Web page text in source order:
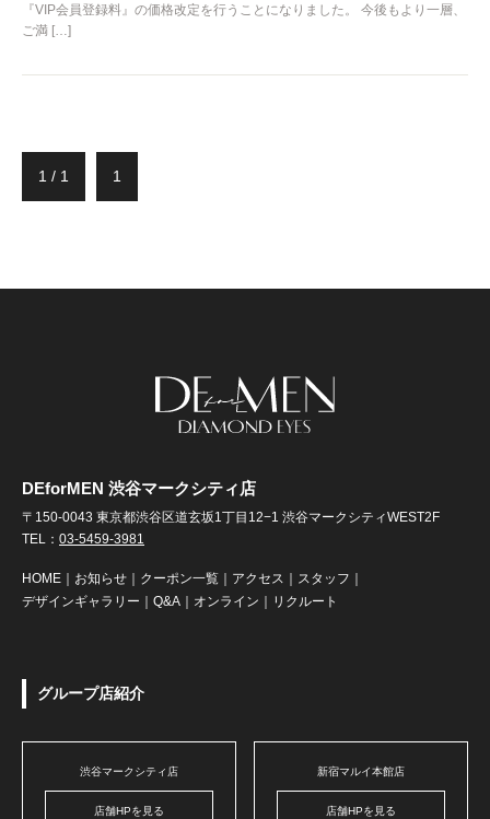
『VIP会員登録料』の価格改定を行うことになりました。 今後もより一層、
ご満 […]
1 / 1 1
DEforMEN 渋谷マークシティ店
〒150-0043 東京都渋谷区道玄坂1丁目12−1 渋谷マークシティWEST2F
TEL： 03-5459-3981
HOME お知らせ クーポン一覧 アクセス スタッフ
デザインギャラリー
Q&A オンライン リクルート
グループ店紹介
渋谷マークシティ店
店舗HPを見る
新宿マルイ本館店
店舗HPを見る